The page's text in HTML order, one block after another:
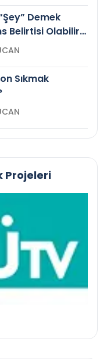
Demek
Belirtisi Olabilir
Sıkmak
Projeleri